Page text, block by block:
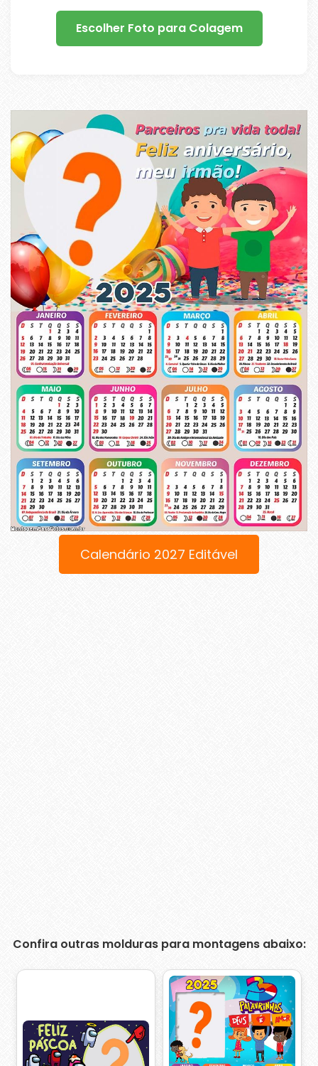
Escolher Foto para Colagem
Calendário 2027 Editável
Confira outras molduras para montagens abaixo: